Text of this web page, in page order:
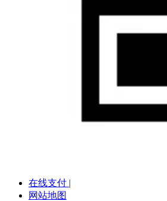
在线支付 |
网站地图